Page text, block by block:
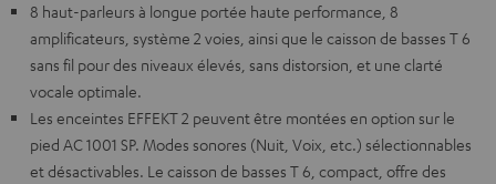
8 haut-parleurs à longue portée haute performance, 8
amplificateurs, système 2 voies, ainsi que le caisson de basses T 6
sans fil pour des niveaux élevés, sans distorsion, et une clarté
vocale optimale.
Les enceintes EFFEKT 2 peuvent être montées en option sur le
pied AC 1001 SP. Modes sonores (Nuit, Voix, etc.) sélectionnables
et désactivables. Le caisson de basses T 6, compact, offre des